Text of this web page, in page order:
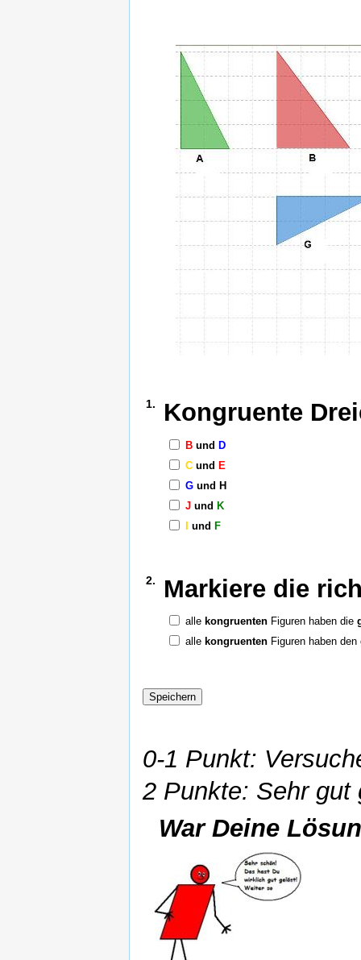
1. Kongruente
Bund D
Cund E
Gund H
Jund K
I und F
2. Markiere die
alle kongruentenFiguren haben die
alle kongruentenFiguren haben den
0-1 Punkt:
2 Punkte: Sehr gut
War Deine